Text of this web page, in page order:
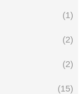
(1)
(2)
(2)
(15)